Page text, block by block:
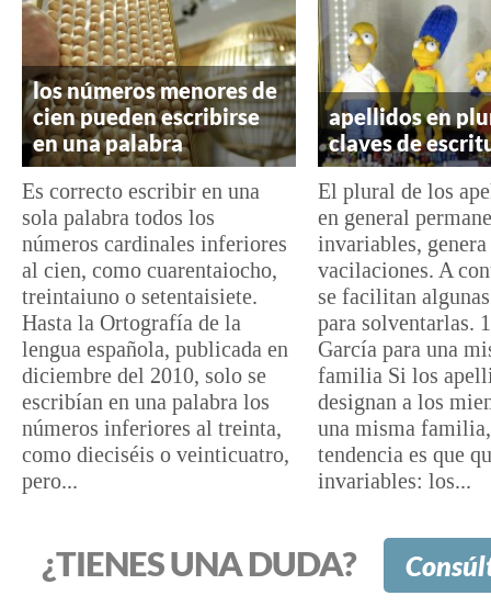
los números menores de
cien pueden escribirse
en una palabra
Es correcto escribir en una
sola palabra todos los
números cardinales inferiores
al cien, como cuarentaiocho,
treintaiuno o setentaisiete.
Hasta la Ortografía de la
lengua española, publicada en
diciembre del 2010, solo se
escribían en una palabra los
números inferiores al treinta,
como dieciséis o veinticuatro,
pero...
apellidos en
claves de
El plural de los
en general
invariables, genera
vacilaciones. A
se facilitan
para solventarlas.
García para una
familia Si los
designan a los
una misma
tendencia es que
invariables: los...
¿TIENES UNA DUDA?